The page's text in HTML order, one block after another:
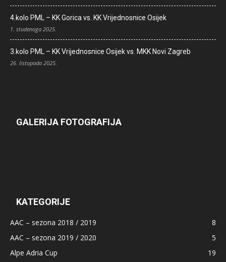
4.kolo PML – KK Gorica vs. KK Vrijednosnice Osijek
1. studenoga 2025.
3.kolo PML – KK Vrijednosnice Osijek vs. MKK Novi Zagreb
26. listopada 2025.
GALERIJA FOTOGRAFIJA
KATEGORIJE
AAC – sezona 2018 / 2019
8
AAC – sezona 2019 / 2020
5
Alpe Adria Cup
19